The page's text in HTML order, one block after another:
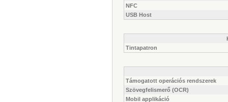
NFC
USB Host
Tintapatron
Támogatott operációs rendszerek
Szövegfelismerő (OCR)
Mobil applikáció